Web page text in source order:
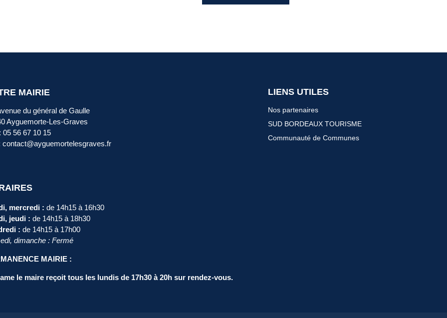
MAIRIE
du général de Gaulle
Ayguemorte-Les-Graves
05 56 67 10 15
contact@ayguemortelesgraves.fr
mercredi : de 14h15 à 16h30
jeudi : de 14h15 à 18h30
: de 14h15 à 17h00
dimanche : Fermé
MAIRIE :
le maire reçoit tous les lundis de 17h30 à 20h sur rendez-vous.
LIENS UTILES
Nos partenaires
SUD BORDEAUX TOURISME
Communauté de Communes